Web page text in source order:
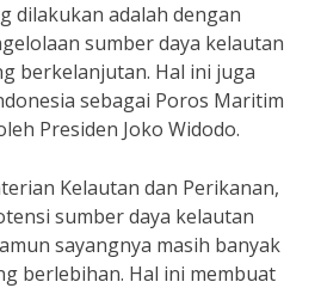
dilakukan adalah dengan
sumber daya kelautan
berkelanjutan. Hal ini juga
sebagai Poros Maritim
Presiden Joko Widodo.
Kelautan dan Perikanan,
sumber daya kelautan
sayangnya masih banyak
berlebihan. Hal ini membuat